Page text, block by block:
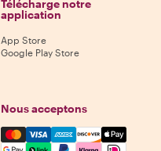
Télécharge notre
application
App Store
Google Play Store
Nous acceptons
Mastercard, Visa, Amex,